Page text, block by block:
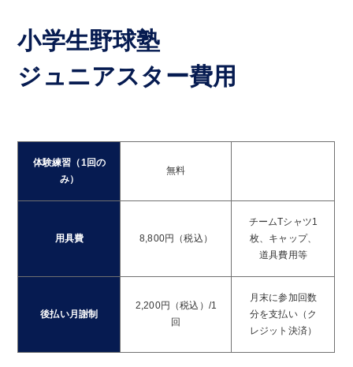
小学生野球塾
ジュニアスター費用
体験練習（1回の
み）
無料
用具費 8,800円（税込）
チームTシャツ1
枚、キャップ、
道具費用等
後払い月謝制
2,200円（税込）/1
回
月末に参加回数
分を支払い（ク
レジット決済）